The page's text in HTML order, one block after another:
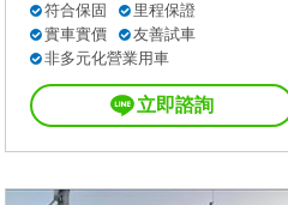
符合保固
里程保證
實車實價
友善試車
非多元化營業用車
立即諮詢